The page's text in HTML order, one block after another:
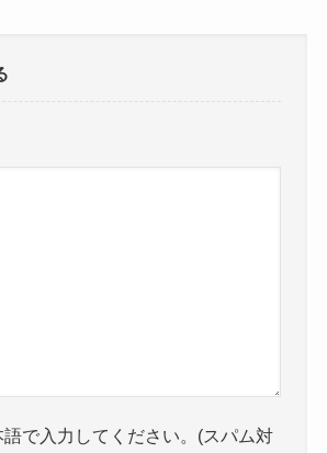
で入力してください。(スパム対